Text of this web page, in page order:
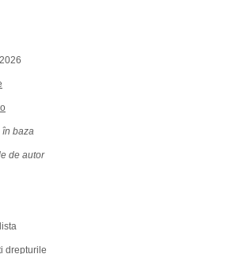
în baza
de autor
drepturile